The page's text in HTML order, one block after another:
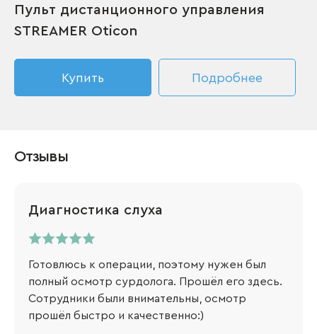
Пульт дистанционного управления
STREAMER Oticon
Купить Подробнее
Отзывы
Диагностика слуха
Готовлюсь к операции, поэтому нужен был
полный осмотр сурдолога. Прошёл его здесь.
Сотрудники были внимательны, осмотр
прошёл быстро и качественно:)